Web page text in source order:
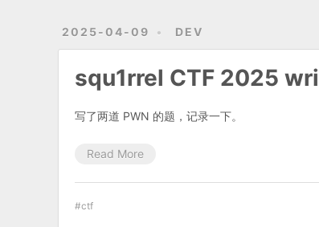
2025-04-09 DEV
squ1rrel CTF 2025
写了两道 PWN 的题，记录一下。
Read More
ctf